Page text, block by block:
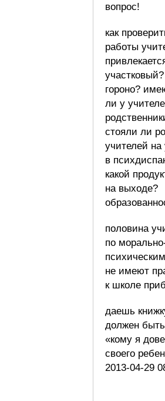
вопрос!
как
работы
гороно?
ли у
стояли ли
учителей на
в
какой
на выходе?
половина
по
не имеют
к школе
даешь
должен
«кому я
своего
2013-04-29